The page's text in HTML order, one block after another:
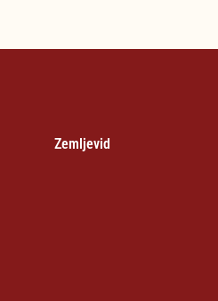
Zemljevid